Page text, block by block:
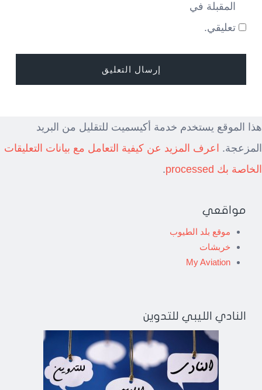
المقبلة في
تعليقي.
هذا الموقع يستخدم خدمة أكيسميت للتقليل من البريد
المزعجة.
اعرف المزيد عن كيفية التعامل مع بيانات التعليقات
الخاصة بك processed
.
مواقعي
موقع بلد الطيوب
خربشات
My Aviation
النادي الليبي للتدوين